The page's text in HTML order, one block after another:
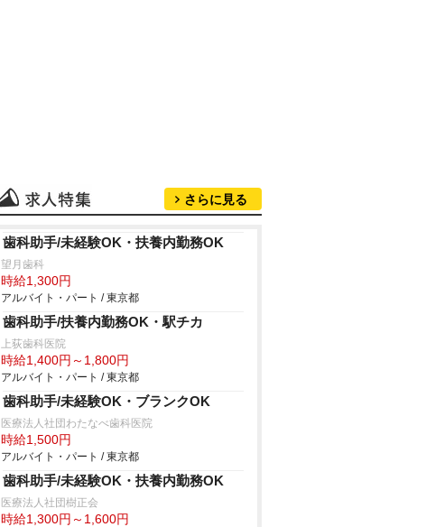
さらに見る
歯科助手/未経験OK・扶養内勤務OK
望月歯科
時給1,300円
アルバイト・パート / 東京都
歯科助手/扶養内勤務OK・駅チカ
上荻歯科医院
時給1,400円～1,800円
アルバイト・パート / 東京都
歯科助手/未経験OK・ブランクOK
医療法人社団わたなべ歯科医院
時給1,500円
アルバイト・パート / 東京都
歯科助手/未経験OK・扶養内勤務OK
医療法人社団樹正会
時給1,300円～1,600円